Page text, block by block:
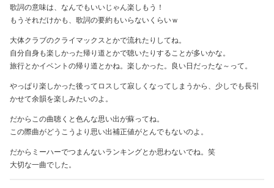
歌詞の意味は、なんでもいいじゃん楽しもう！
もうそれだけかも、歌詞の要約もいらないくらいｗ
大体クラブのクライマックスとかで流れたりしてね。
自分自身も楽しかった帰り道とかで聴いたりすることが多いかな。
旅行とかイベントの帰り道とかね。楽しかった。良い日だったな～って。
やっぱり楽しかった後ってロスして寂しくなってしまうから、少しでも長引
かせて余韻を楽しみたいのよ。
だからこの曲聴くと色んな思い出が蘇ってね。
この際曲がどうこうより思い出補正値がとんでもないのよ。
だからミーハーでつまんないランキングとか思わないでね。笑
大切な一曲でした。